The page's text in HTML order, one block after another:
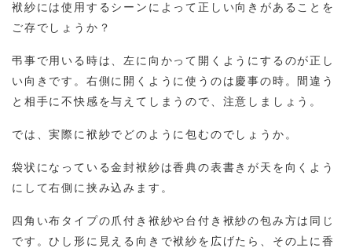
袱紗には使用するシーンによって正しい向きがあることを
ご存でしょうか？
弔事で用いる時は、左に向かって開くようにするのが正し
い向きです。右側に開くように使うのは慶事の時。間違う
と相手に不快感を与えてしまうので、注意しましょう。
では、実際に袱紗でどのように包むのでしょうか。
袋状になっている金封袱紗は香典の表書きが天を向くよう
にして右側に挟み込みます。
四角い布タイプの爪付き袱紗や台付き袱紗の包み方は同じ
です。ひし形に見える向きで袱紗を広げたら、その上に香